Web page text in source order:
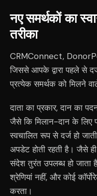
नए समर्थकों का
तरीका
CRMConnect,
जिससे आपके द्वारा पहले से
प्रत्येक समर्थक को मिलने
दाता का प्रकार, दान का
जैसे कि मिलान-दान के लिए
स्वचालित रूप से दर्ज हो
अपडेट होती रहती है। जैसे
संदेश तुरंत उपलब्ध हो जाता
श्रेणियां नहीं, और कोई
करता।